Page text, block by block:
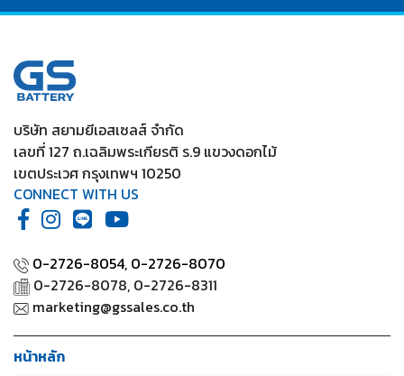
บริษัท สยามยีเอสเซลส์ จำกัด
เลขที่ 127 ถ.เฉลิมพระเกียรติ ร.9 แขวงดอกไม้
เขตประเวศ กรุงเทพฯ 10250
CONNECT WITH US
0-2726-8054, 0-2726-8070
0-2726-8078, 0-2726-8311
marketing@gssales.co.th
หน้าหลัก